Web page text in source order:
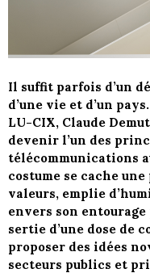
Il suffit parfois d’un
d’une vie et d’un
LU-CIX, Claude
devenir l’un des
télécommunications
costume se cache
valeurs, emplie
envers son
sertie d’une dose de
proposer des idées
secteurs publics et